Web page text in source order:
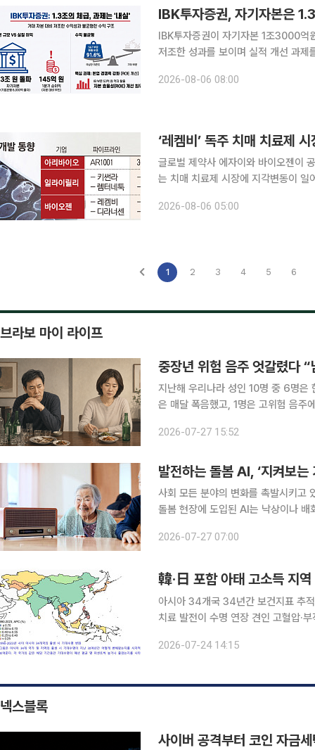
IBK투자증권이 자기자본 1조3000억
저조한 성과를 보이며 실적 개선 과
2026-08-06 08:00
‘레켐비’ 독주 치매 치료제
글로벌 제약사 에자이와 바이오젠이
는 치매 치료제 시장에 지각변동이 일
용 신약 개발도 막바지에 도달하면서
2026-08-06 05:00
1 2 3 4 5 6
브라보 마이 라이프
중장년 위험 음주 엇갈렸다 “
지난해 우리나라 성인 10명 중 6명은
은 매달 폭음했고, 1명은 고위험 음주
바탕으로 음주 관련 건강행태를 심층
2026-07-27 15:52
발전하는 돌봄 AI, ‘지켜보는
사회 모든 분야의 변화를 촉발시키고
돌봄 현장에 도입된 AI는 낙상이나 배
서를 자극하고, 부족한 돌봄 인력을
2026-07-27 07:00
韓·日 포함 아태 고소득 지
아시아 34개국 34년간 보건지표 추
치료 발전이 수명 연장 견인 고혈압·부
과가 나왔다. 24일 고려대학교에
2026-07-24 14:15
넥스블록
사이버 공격부터 코인 자금